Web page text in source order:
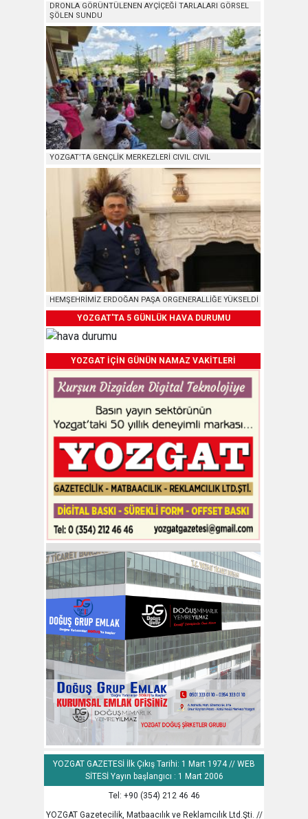
DRONLA GÖRÜNTÜLENEN AYÇİÇEĞİ TARLALARI GÖRSEL
ŞÖLEN SUNDU
YOZGAT’TA GENÇLİK MERKEZLERİ CIVIL CIVIL
HEMŞEHRİMİZ ERDOĞAN PAŞA ORGENERALLİĞE YÜKSELDİ
YOZGAT'TA 5 GÜNLÜK HAVA DURUMU
YOZGAT İÇİN GÜNÜN NAMAZ VAKİTLERİ
YOZGAT GAZETESİ İlk Çıkış Tarihi: 1 Mart 1974 // WEB
SİTESİ Yayın başlangıcı : 1 Mart 2006
Tel: +90 (354) 212 46 46
YOZGAT Gazetecilik, Matbaacılık ve Reklamcılık Ltd.Şti. //